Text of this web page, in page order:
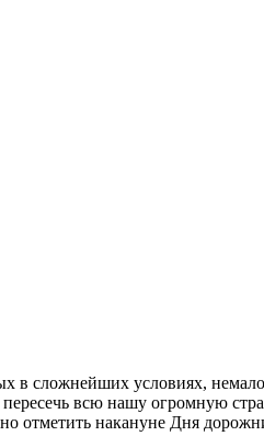
в сложнейших условиях,
всю нашу огромную
отметить накануне Дня